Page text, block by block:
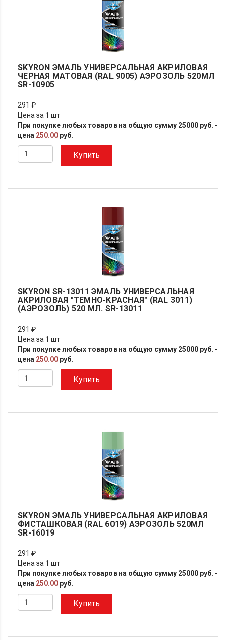
SKYRON ЭМАЛЬ УНИВЕРСАЛЬНАЯ АКРИЛОВАЯ
ЧЕРНАЯ МАТОВАЯ (RAL 9005) АЭРОЗОЛЬ 520МЛ
SR-10905
291 ₽
Цена за 1 шт
При покупке любых товаров на общую сумму 25000 руб. -
цена 250.00 руб.
Купить
SKYRON SR-13011 ЭМАЛЬ УНИВЕРСАЛЬНАЯ
АКРИЛОВАЯ "ТЕМНО-КРАСНАЯ" (RAL 3011)
(АЭРОЗОЛЬ) 520 МЛ. SR-13011
291 ₽
Цена за 1 шт
При покупке любых товаров на общую сумму 25000 руб. -
цена 250.00 руб.
Купить
SKYRON ЭМАЛЬ УНИВЕРСАЛЬНАЯ АКРИЛОВАЯ
ФИСТАШКОВАЯ (RAL 6019) АЭРОЗОЛЬ 520МЛ
SR-16019
291 ₽
Цена за 1 шт
При покупке любых товаров на общую сумму 25000 руб. -
цена 250.00 руб.
Купить